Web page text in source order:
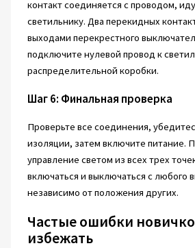
контакт соединяется с проводом,
светильнику. Два перекидных
выходами перекрестного
подключите нулевой провод к
распределительной коробки.
Шаг 6: Финальная проверка
Проверьте все соединения,
изоляции, затем включите питание.
управление светом из всех трех
включаться и выключаться с любого
независимо от положения других.
Частые ошибки
избежать